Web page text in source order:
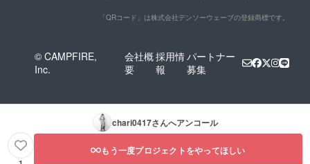
「QRコード」は株式会社デンソーウェーブの登録商標です。
© CAMPFIRE,
Inc.
会社概
要
採用情
報
パートナー
募集
chari0417さんへアンコール
もう一度プロジェクトをやってほしい